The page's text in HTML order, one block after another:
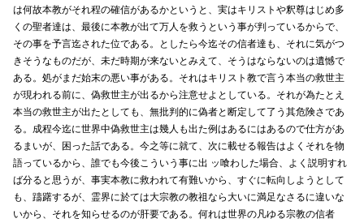
は何故本教がそれ程の確信があるかというと、実はキリストや釈尊はじめ多
くの聖者達は、最後に本教が出て万人を救うという事が判っているからで、
その事を予言迄された位である。としたら今迄その信者達も、それに気がつ
きそうなものだが、未だ時期が来ないとみえて、そうはならないのは遺憾で
ある。処がまだ始末の悪い事がある。それはキリスト教で言う本当の救世主
が現われる前に、偽救世主が出るから注意せよとしている。それが為たとえ
本当の救世主が出たとしても、無批判的に偽者と断定して了う其危険さであ
る。成程今迄に世界中偽救世主は幾人も出た例はあるにはあるので仕方があ
るまいが、困った話である。今之等に就て、次に載せる報告はよくそれを物
語っているから、誰でも今後こういう事に出 ッ喰わした場合、よく説明すれ
ば分ると思うが、事実本教に救われて有難いから、すぐに転向しようとして
も、躊躇するが、霊界に於ては大宗教の教祖なら大いに満足なさるに違いな
いから、それを知らせるのが肝要である。何れは世界の凡ゆる宗教の信者